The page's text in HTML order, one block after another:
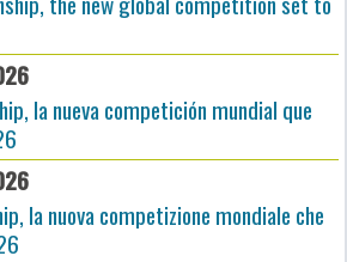
la nueva competición mundial que
la nuova competizione mondiale che